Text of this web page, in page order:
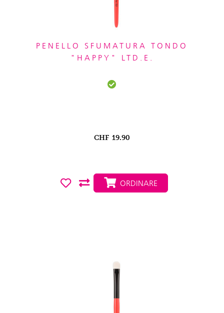
PENELLO SFUMATURA TONDO
"HAPPY" LTD.E.
CHF 19.90
ORDINARE